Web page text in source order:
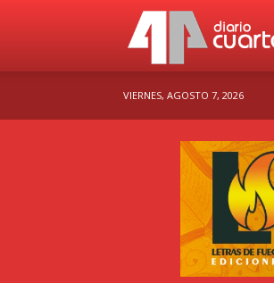
VIERNES, AGOSTO 7, 2026